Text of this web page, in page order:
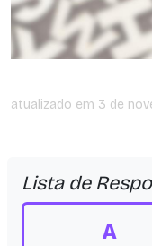
atualizado em 3 de
Lista de
A